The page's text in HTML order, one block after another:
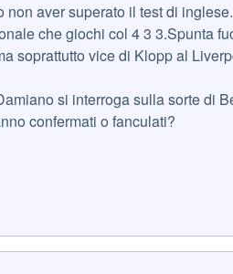
aver superato il test di
che giochi col 4 3 3.Spunta
soprattutto vice di Klopp al
si interroga sulla sorte di
confermati o fanculati?